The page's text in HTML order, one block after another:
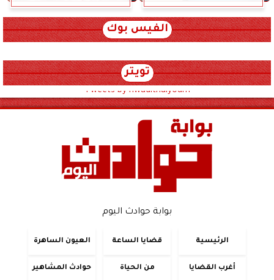
الفيس بوك
تويتر
Tweets by hwadithalyoum
بوابة حوادث اليوم
الرئيسية قضايا الساعة العيون الساهرة
أغرب القضايا من الحياة حوادث المشاهير